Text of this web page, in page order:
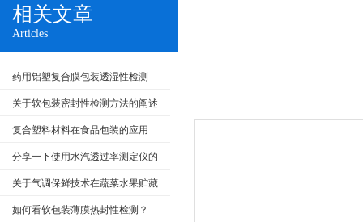
相关文章
Articles
药用铝塑复合膜包装透湿性检测
关于软包装密封性检测方法的阐述
复合塑料材料在食品包装的应用
分享一下使用水汽透过率测定仪的
步骤关于气调保鲜技术在蔬菜水果贮藏
保鲜上的应用
如何看软包装薄膜热封性检测？